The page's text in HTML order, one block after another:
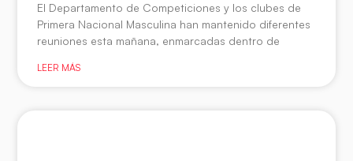
El Departamento de Competiciones y los clubes de
Primera Nacional Masculina han mantenido diferentes
reuniones esta mañana, enmarcadas dentro de
LEER MÁS